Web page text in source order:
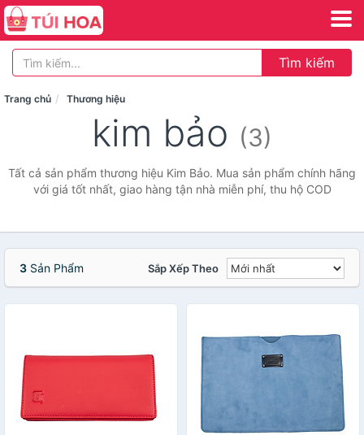
Tìm kiếm
Trang chủ Thương hiệu
kim bảo (3)
Tất cả sản phẩm thương hiệu Kim Bảo. Mua sản phẩm chính hãng
với giá tốt nhất, giao hàng tận nhà miễn phí, thu hộ COD
3 Sản Phẩm Sắp Xếp Theo